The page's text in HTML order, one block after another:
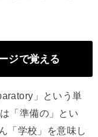
ジで覚える
」という単
「準備の」とい
「学校」を意味し